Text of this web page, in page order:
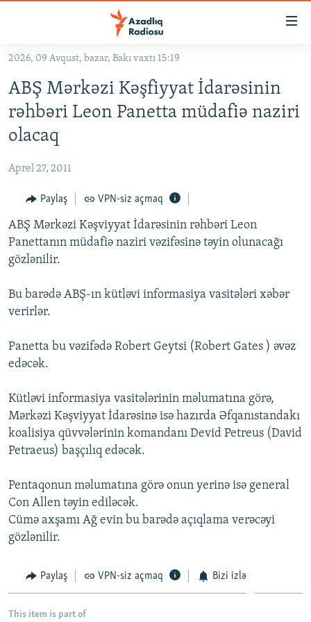
Əsas
qayıt
Əsas
naviqasiyaya
qayıt
keç
#İZAHLA
KORRUPSIOMETR
#ƏSLINDƏ
FƏRQƏ BAX
QANUNI DOĞRU
ARAŞDIRMA
MULTIMEDIA
FOTOQALEREYA
KARIKATURA
OXU ZALI
İSLAM VƏ DEMOKRATIYA
HAQQIMIZDA
PEŞƏ ETIKASI VƏ JURNALISTIKA STANDARTLARIMIZ
AZADLIQRADIOSU MOBIL TELEFONUNUZDA
BIZIMLƏ ƏLAQƏ
XƏBƏR BÜLLETENLƏRIMIZ
RFE/RL-in bütün saytları
2026, 09 Avqust, bazar, Bakı vaxtı 15:19
ABŞ Mərkəzi Kəşfiyyat İdarəsinin
rəhbəri Leon Panetta müdafiə naziri
olacaq
Aprel 27, 2011
Paylaş VPN-siz açmaq
ABŞ Mərkəzi Kəşviyyat İdarəsinin rəhbəri Leon
Panettanın müdafiə naziri vəzifəsinə təyin olunacağı
gözlənilir.
Bu barədə ABŞ-ın kütləvi informasiya vasitələri xəbər
verirlər.
Panetta bu vəzifədə Robert Geytsi (Robert Gates ) əvəz
edəcək.
Kütləvi informasiya vasitələrinin məlumatına görə,
Mərkəzi Kəşviyyat İdarəsinə isə hazırda Əfqanıstandakı
koalisiya qüvvələrinin komandanı Devid Petreus (David
Petraeus) başçılıq edəcək.
Pentaqonun məlumatına görə onun yerinə isə general
Con Allen təyin ediləcək.
Cümə axşamı Ağ evin bu barədə açıqlama verəcəyi
gözlənilir.
Paylaş VPN-siz açmaq Bizi izlə
This item is part of